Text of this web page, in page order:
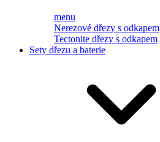
menu
Nerezové dřezy s odkapem
Tectonite dřezy s odkapem
Sety dřezu a baterie